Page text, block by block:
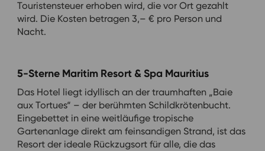
Touristensteuer erhoben wird, die vor Ort gezahlt
wird. Die Kosten betragen 3,– € pro Person und
Nacht.
5-Sterne Maritim Resort & Spa Mauritius
Das Hotel liegt idyllisch an der traumhaften „Baie
aux Tortues“ – der berühmten Schildkrötenbucht.
Eingebettet in eine weitläufige tropische
Gartenanlage direkt am feinsandigen Strand, ist das
Resort der ideale Rückzugsort für alle, die das